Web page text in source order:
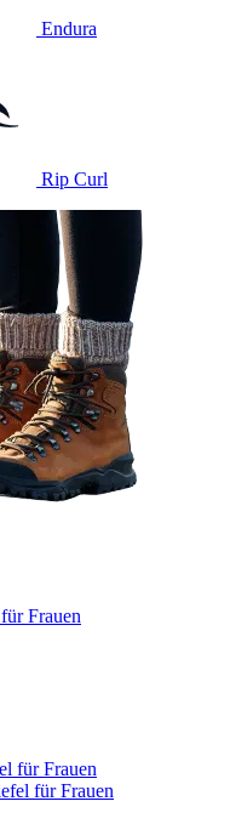
Endura
Rip Curl
Frauen
für Frauen
für Frauen